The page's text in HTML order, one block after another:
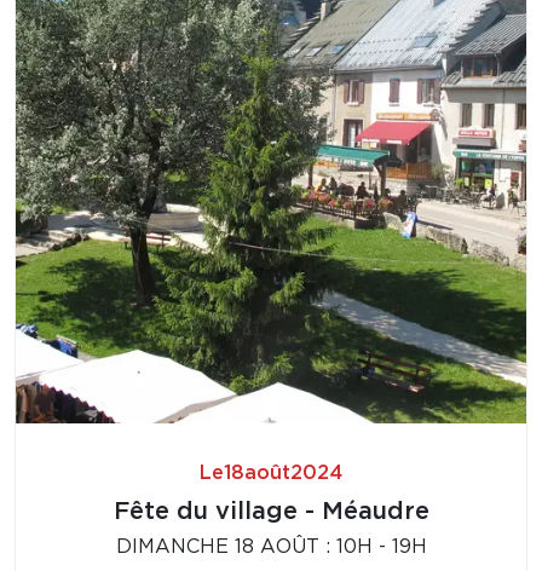
Le18août2024
Fête du village - Méaudre
DIMANCHE 18 AOÛT : 10H - 19H